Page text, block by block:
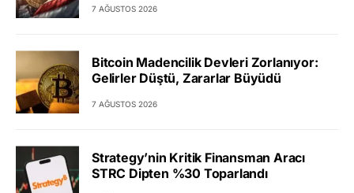
7 AĞUSTOS 2026
Bitcoin Madencilik Devleri Zorlanıyor:
Gelirler Düştü, Zararlar Büyüdü
7 AĞUSTOS 2026
Strategy’nin Kritik Finansman Aracı
STRC Dipten %30 Toparlandı